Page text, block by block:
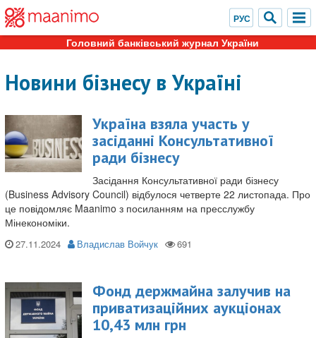
Головний банківський журнал України
Новини бізнесу в Україні
Україна взяла участь у
засіданні Консультативної
ради бізнесу
Засідання Консультативної ради бізнесу
(Business Advisory Council) відбулося четверте 22 листопада. Про
це повідомляє Maanimo з посиланням на пресслужбу
Мінекономіки.
27.11.2024 Владислав Войчук
Фонд держмайна залучив на
приватизаційних аукціонах
10,43 млн грн